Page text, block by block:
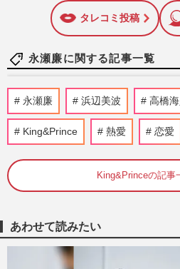
に
タレコミ投稿
永瀬廉に関する記事一覧
King＆Prince永
timelesz原嘉孝・
ァンがっかり、
『週刊女性』編集部
TBS日曜劇場『
題「良い別れ方
週刊女性2026年2月17日
永瀬廉 浜辺美波 高橋海
King&Prince 熱愛 恋愛
King&Princeの記事
あわせて読みたい